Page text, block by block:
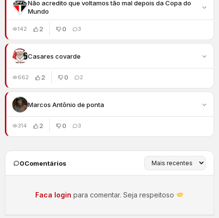
Não acredito que voltamos tão mal depois da Copa do
Mundo
142 2 0 3
Casares covarde
662 2 0 2
Marcos Antônio de ponta
314 2 0 3
0Comentários
Faca login para comentar. Seja respeitoso